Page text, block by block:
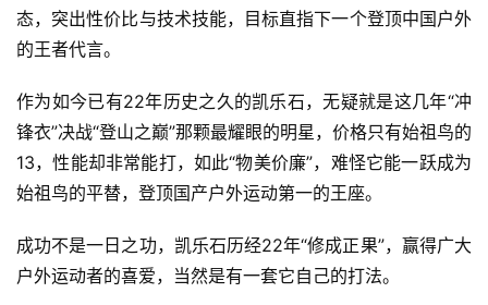
态，突出性价比与技术技能，目标直指下一个登顶中国户外
的王者代言。
作为如今已有22年历史之久的凯乐石，无疑就是这几年“冲
锋衣”决战“登山之巅”那颗最耀眼的明星，价格只有始祖鸟的
13，性能却非常能打，如此“物美价廉”，难怪它能一跃成为
始祖鸟的平替，登顶国产户外运动第一的王座。
成功不是一日之功，凯乐石历经22年“修成正果”，赢得广大
户外运动者的喜爱，当然是有一套它自己的打法。